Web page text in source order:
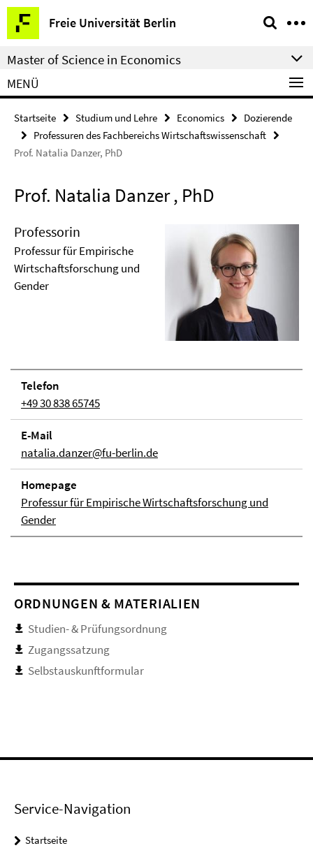
Springe
direkt
zu
Inhalt
Freie Universität Berlin
Service-
Navigation
Master of Science in Economics
MENÜ
Startseite Studium und Lehre Economics
Dozierende
Professuren des Fachbereichs Wirtschaftswissenschaft
Prof. Natalia Danzer, PhD
Prof. Natalia Danzer , PhD
Professorin
Professur für Empirische
Wirtschaftsforschung und
Gender
Telefon
+49 30 838 65745
E-Mail
natalia.danzer@fu-berlin.de
Homepage
Professur für Empirische Wirtschaftsforschung und
Gender
ORDNUNGEN & MATERIALIEN
Studien- & Prüfungsordnung
Zugangssatzung
Selbstauskunftformular
Service-Navigation
Startseite